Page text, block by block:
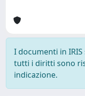
I documenti in
tutti i diritti sono
indicazione.